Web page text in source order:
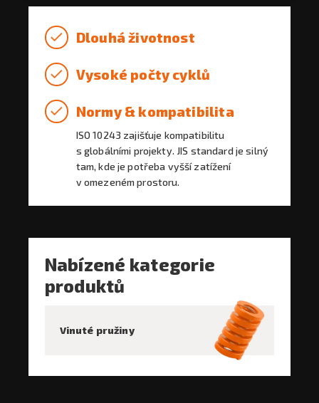
Dlouhá životnost
Vysoké počty cyklů
Normy & kompatibilita
ISO 10243 zajišťuje kompatibilitu
s globálními projekty. JIS standard je silný
tam, kde je potřeba vyšší zatížení
v omezeném prostoru.
Nabízené kategorie
produktů
Vinuté pružiny